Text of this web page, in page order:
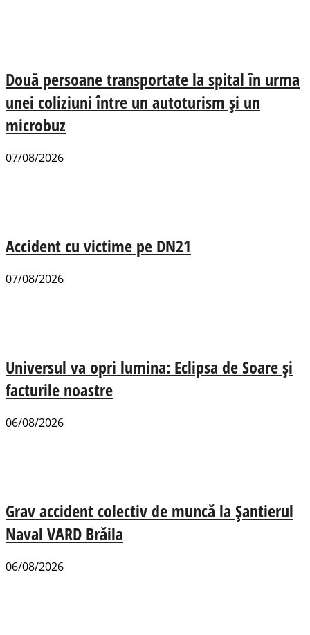
Două persoane transportate la spital în urma
unei coliziuni între un autoturism și un
microbuz
07/08/2026
Accident cu victime pe DN21
07/08/2026
Universul va opri lumina: Eclipsa de Soare și
facturile noastre
06/08/2026
Grav accident colectiv de muncă la Șantierul
Naval VARD Brăila
06/08/2026